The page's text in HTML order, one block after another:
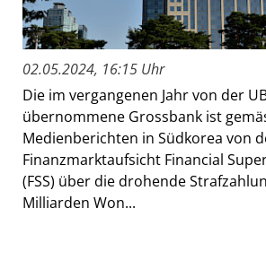
02.05.2024, 16:15 Uhr
Die im vergangenen Jahr von der
übernommene Grossbank ist
Medienberichten in Südkorea von
Finanzmarktaufsicht Financial
(FSS) über die drohende
Milliarden Won...